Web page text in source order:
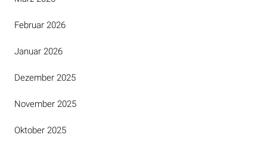
Februar 2026
Januar 2026
Dezember 2025
November 2025
Oktober 2025